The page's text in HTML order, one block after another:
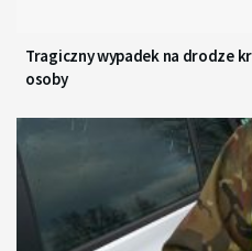
Tragiczny wypadek na drodze
osoby